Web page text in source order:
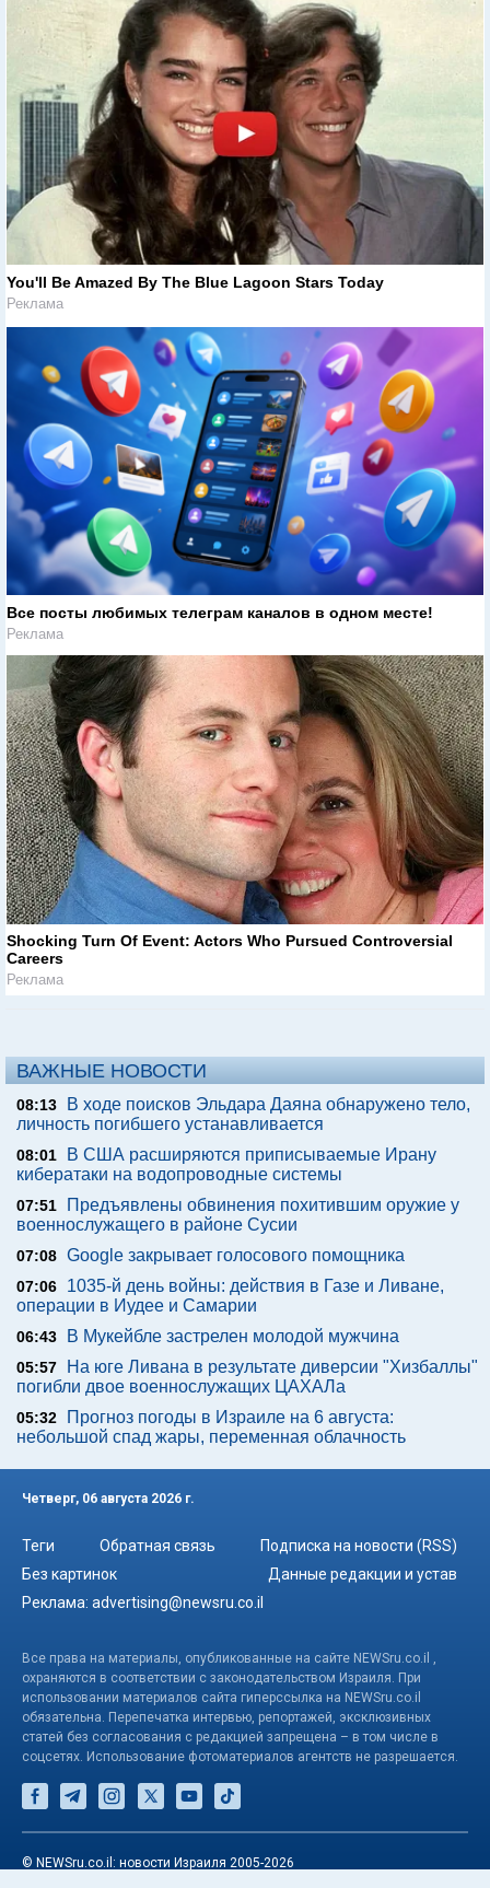
You'll Be Amazed By The Blue Lagoon Stars Today
Реклама
Все посты любимых телеграм каналов в одном месте!
Реклама
Shocking Turn Of Event: Actors Who Pursued Controversial
Careers
Реклама
ВАЖНЫЕ НОВОСТИ
08:13
В ходе поисков Эльдара Даяна обнаружено тело,
личность погибшего устанавливается
08:01
В США расширяются приписываемые Ирану
кибератаки на водопроводные системы
07:51
Предъявлены обвинения похитившим оружие у
военнослужащего в районе Сусии
07:08 Google закрывает голосового помощника
07:06
1035-й день войны: действия в Газе и Ливане,
операции в Иудее и Самарии
06:43 В Мукейбле застрелен молодой мужчина
05:57
На юге Ливана в результате диверсии "Хизбаллы"
погибли двое военнослужащих ЦАХАЛа
05:32
Прогноз погоды в Израиле на 6 августа:
небольшой спад жары, переменная облачность
Четверг, 06 августа 2026 г.
Теги Обратная связь
Подписка на новости (RSS)
Без картинок
Данные редакции и устав
Реклама: advertising@newsru.co.il
Все права на материалы, опубликованные на сайте NEWSru.co.il ,
охраняются в соответствии с законодательством Израиля. При
использовании материалов сайта гиперссылка на NEWSru.co.il
обязательна. Перепечатка интервью, репортажей, эксклюзивных
статей без согласования с редакцией запрещена – в том числе в
соцсетях. Использование фотоматериалов агентств не разрешается.
© NEWSru.co.il: новости Израиля 2005-2026